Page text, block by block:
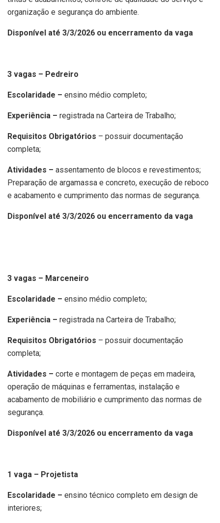
organização e segurança do ambiente.
Disponível até 3/3/2026 ou encerramento da vaga
3 vagas – Pedreiro
Escolaridade – ensino médio completo;
Experiência – registrada na Carteira de Trabalho;
Requisitos Obrigatórios – possuir documentação
completa;
Atividades – assentamento de blocos e revestimentos;
Preparação de argamassa e concreto, execução de reboco
e acabamento e cumprimento das normas de segurança.
Disponível até 3/3/2026 ou encerramento da vaga
3 vagas – Marceneiro
Escolaridade – ensino médio completo;
Experiência – registrada na Carteira de Trabalho;
Requisitos Obrigatórios – possuir documentação
completa;
Atividades – corte e montagem de peças em madeira,
operação de máquinas e ferramentas, instalação e
acabamento de mobiliário e cumprimento das normas de
segurança.
Disponível até 3/3/2026 ou encerramento da vaga
1 vaga – Projetista
Escolaridade – ensino técnico completo em design de
interiores;